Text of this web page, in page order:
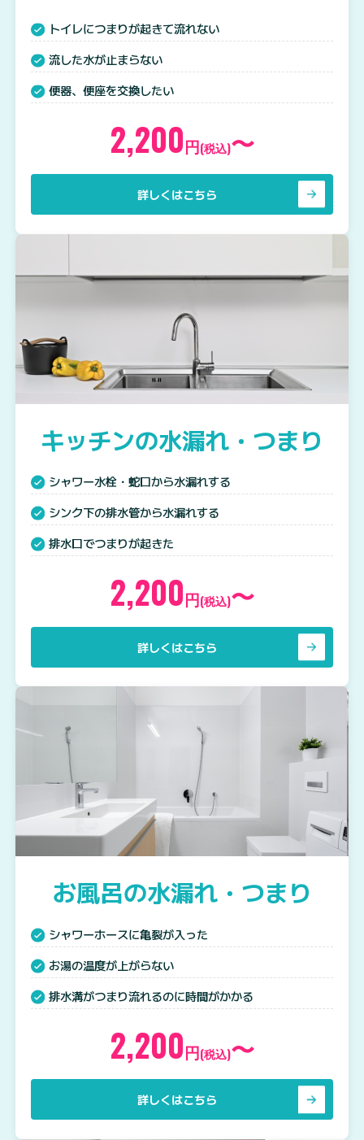
トイレにつまりが起きて流れない
流した水が止まらない
便器、便座を交換したい
2,200円(税込)〜
詳しくはこちら
キッチンの水漏れ・つまり
シャワー水栓・蛇口から水漏れする
シンク下の排水管から水漏れする
排水口でつまりが起きた
2,200円(税込)〜
詳しくはこちら
お風呂の水漏れ・つまり
シャワーホースに亀裂が入った
お湯の温度が上がらない
排水溝がつまり流れるのに時間がかかる
2,200円(税込)〜
詳しくはこちら